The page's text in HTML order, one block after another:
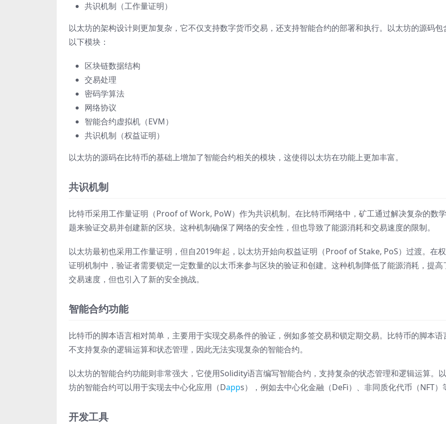
共识机制（工作量证明）
以太坊的架构设计则更加复杂，它不仅支持数字货币交易，还支持智能合约的部署和执行。以太坊的源码包
以下模块：
区块链数据结构
交易处理
密码学算法
网络协议
智能合约虚拟机（EVM）
共识机制（权益证明）
以太坊的源码在比特币的基础上增加了智能合约相关的模块，这使得以太坊在功能上更加丰富。
共识机制
比特币采用工作量证明（Proof of Work, PoW）作为共识机制。在比特币网络中，矿工通过解决复杂的数
题来验证交易并创建新的区块。这种机制确保了网络的安全性，但也导致了能源消耗和交易速度的限制。
以太坊最初也采用工作量证明，但自2019年起，以太坊开始向权益证明（Proof of Stake, PoS）过渡。在
证明机制中，验证者需要锁定一定数量的以太币来参与区块的验证和创建。这种机制降低了能源消耗，提高
交易速度，但也引入了新的安全挑战。
智能合约功能
比特币的脚本语言相对简单，主要用于实现交易条件的验证，例如多签交易和锁定期交易。比特币的脚本语
不支持复杂的逻辑运算和状态管理，因此无法实现复杂的智能合约。
以太坊的智能合约功能则非常强大，它使用Solidity语言编写智能合约，支持复杂的状态管理和逻辑运算。
坊的智能合约可以用于实现去中心化应用（Dapps），例如去中心化金融（DeFi）、非同质化代币（NFT）
开发工具